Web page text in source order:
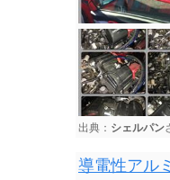
出典： シェルパン
導電性アル